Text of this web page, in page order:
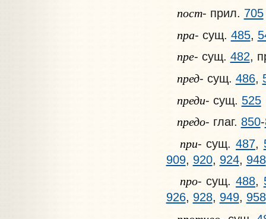
пост- прил. 705
пра- сущ. 485,
пре- сущ. 482,
пред- сущ. 486,
преди- сущ. 525
предо- глаг. 850-
при- сущ.487,
909, 920, 924, 948
про- сущ.488,
926, 928, 949, 958